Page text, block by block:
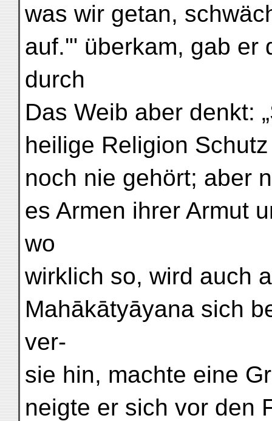
was wir getan,
auf.'" überkam, gab er
durch
Das Weib aber denkt:
heilige Religion
noch nie gehört; aber
es Armen ihrer Armut
wo
wirklich so, wird auch
Mahākātyāyana sich
ver-
sie hin, machte eine
neigte er sich vor den